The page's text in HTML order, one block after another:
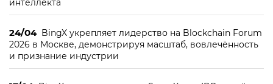
интеллекта
24/04 BingX укрепляет лидерство на Blockchain Forum
2026 в Москве, демонстрируя масштаб, вовлечённость
и признание индустрии